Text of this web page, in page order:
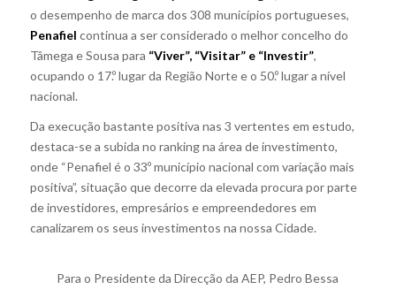
o desempenho de marca dos 308 municípios portugueses,
Penafiel continua a ser considerado o melhor concelho do
Tâmega e Sousa para “Viver”, “Visitar” e “Investir”,
ocupando o 17.º lugar da Região Norte e o 50.º lugar a nível
nacional.
Da execução bastante positiva nas 3 vertentes em estudo,
destaca-se a subida no ranking na área de investimento,
onde “Penafiel é o 33º município nacional com variação mais
positiva”, situação que decorre da elevada procura por parte
de investidores, empresários e empreendedores em
canalizarem os seus investimentos na nossa Cidade.
Para o Presidente da Direcção da AEP, Pedro Bessa